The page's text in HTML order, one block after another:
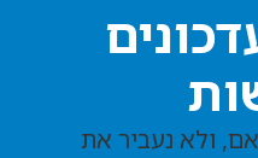
ולא נעביר את